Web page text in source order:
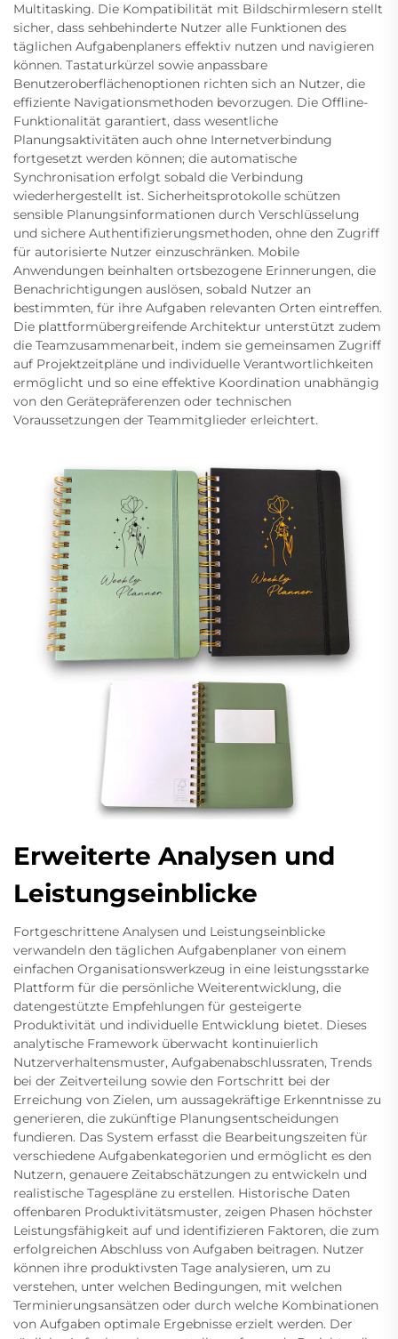
Multitasking. Die Kompatibilität mit Bildschirmlesern stellt
sicher, dass sehbehinderte Nutzer alle Funktionen des
täglichen Aufgabenplaners effektiv nutzen und navigieren
können. Tastaturkürzel sowie anpassbare
Benutzeroberflächenoptionen richten sich an Nutzer, die
effiziente Navigationsmethoden bevorzugen. Die Offline-
Funktionalität garantiert, dass wesentliche
Planungsaktivitäten auch ohne Internetverbindung
fortgesetzt werden können; die automatische
Synchronisation erfolgt sobald die Verbindung
wiederhergestellt ist. Sicherheitsprotokolle schützen
sensible Planungsinformationen durch Verschlüsselung
und sichere Authentifizierungsmethoden, ohne den Zugriff
für autorisierte Nutzer einzuschränken. Mobile
Anwendungen beinhalten ortsbezogene Erinnerungen, die
Benachrichtigungen auslösen, sobald Nutzer an
bestimmten, für ihre Aufgaben relevanten Orten eintreffen.
Die plattformübergreifende Architektur unterstützt zudem
die Teamzusammenarbeit, indem sie gemeinsamen Zugriff
auf Projektzeitpläne und individuelle Verantwortlichkeiten
ermöglicht und so eine effektive Koordination unabhängig
von den Gerätepräferenzen oder technischen
Voraussetzungen der Teammitglieder erleichtert.
Erweiterte Analysen und
Leistungseinblicke
Fortgeschrittene Analysen und Leistungseinblicke
verwandeln den täglichen Aufgabenplaner von einem
einfachen Organisationswerkzeug in eine leistungsstarke
Plattform für die persönliche Weiterentwicklung, die
datengestützte Empfehlungen für gesteigerte
Produktivität und individuelle Entwicklung bietet. Dieses
analytische Framework überwacht kontinuierlich
Nutzerverhaltensmuster, Aufgabenabschlussraten, Trends
bei der Zeitverteilung sowie den Fortschritt bei der
Erreichung von Zielen, um aussagekräftige Erkenntnisse zu
generieren, die zukünftige Planungsentscheidungen
fundieren. Das System erfasst die Bearbeitungszeiten für
verschiedene Aufgabenkategorien und ermöglicht es den
Nutzern, genauere Zeitabschätzungen zu entwickeln und
realistische Tagespläne zu erstellen. Historische Daten
offenbaren Produktivitätsmuster, zeigen Phasen höchster
Leistungsfähigkeit auf und identifizieren Faktoren, die zum
erfolgreichen Abschluss von Aufgaben beitragen. Nutzer
können ihre produktivsten Tage analysieren, um zu
verstehen, unter welchen Bedingungen, mit welchen
Terminierungsansätzen oder durch welche Kombinationen
von Aufgaben optimale Ergebnisse erzielt werden. Der